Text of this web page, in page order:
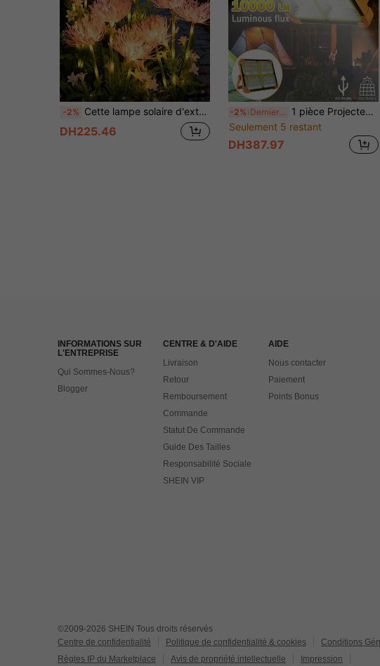
-2% Cette lampe solaire d'extérieur en forme de chrysanthème à 3 têtes est disponible en trois couleurs. C'est une lampe de jardin solaire idéale pour décorer les jardins extérieurs, et peut également être utilisée comme éclairage paysager pour embellir les patios, les pelouses et les allées.
DH225.46
-2% Derniers 2 jours
1 pièce Projecteur solaire IPX4 étanche, ampoule haute luminosité, double charge Type-C/solaire, 5 niveaux de mode réglables, longue durée de vie de la batterie, convient pour la randonnée en plein air, le camping, les sorties de nuit, l'éclairage du jardin et de la cour de la maison, etc. Accessoire d'éclairage essentiel.
Seulement 5 restant
DH387.97
INFORMATIONS SUR
L'ENTREPRISE
Qui Sommes-Nous?
Blogger
CENTRE & D'AIDE
Livraison
Retour
Remboursement
Commande
Statut De Commande
Guide Des Tailles
Responsabilité Sociale
SHEIN VIP
AIDE
Nous contacter
Paiement
Points Bonus
©2009-2026 SHEIN Tous droits réservés
Centre de confidentialité
Politique de confidentialité & cookies
Conditions
Règles IP du Marketplace
Avis de propriété intellectuelle Impression